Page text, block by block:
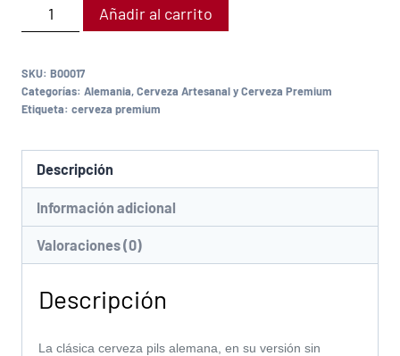
Añadir al carrito
SKU: B00017
Categorías: Alemania,Cerveza Artesanal y Cerveza Premium
Etiqueta: cerveza premium
Descripción
Información adicional
Valoraciones (0)
Descripción
La clásica cerveza pils alemana, en su versión sin